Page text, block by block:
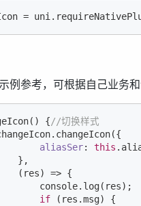
=
例参考，可根据自己业务
{
//切换样式
aliasSer: this
},
(res) => {
console.log(res);
if (res.msg) {